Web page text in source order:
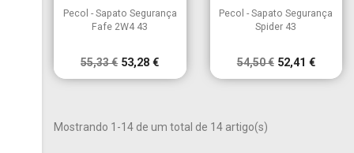
Vista rápida
Pecol - Sapato Segurança
Fafe 2W4 43
55,33 € 53,28 €
Vista rápida
Pecol - Sapato Segurança
Spider 43
54,50 € 52,41 €
Mostrando 1-14 de um total de 14 artigo(s)